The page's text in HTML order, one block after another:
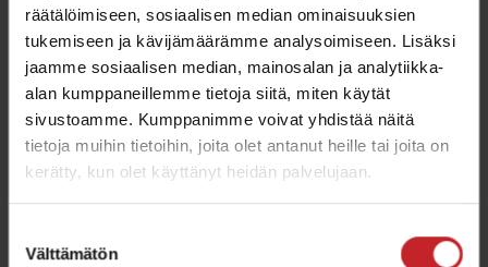
räätälöimiseen, sosiaalisen median ominaisuuksien
tukemiseen ja kävijämäärämme analysoimiseen. Lisäksi
jaamme sosiaalisen median, mainosalan ja analytiikka-
alan kumppaneillemme tietoja siitä, miten käytät
sivustoamme. Kumppanimme voivat yhdistää näitä
tietoja muihin tietoihin, joita olet antanut heille tai joita on
kerätty, kun olet käyttänyt heidän palvelujaan.
valinta
Välttämätön
Pienten siementen kylväminen matalaan edellyttää
hellävaraista ja tarkkaa siemenen sijoittelua.
Tempon piensiemensarja on suunniteltu kasveille
kuten rapsi ja sokerijuurikas, auttaen
saavuttamaan luotettavan taimettumisen, ja
samalla laajentaen koneen käyttökohteita.
hyvän maakosketuksen siemenelle häiritsemättä